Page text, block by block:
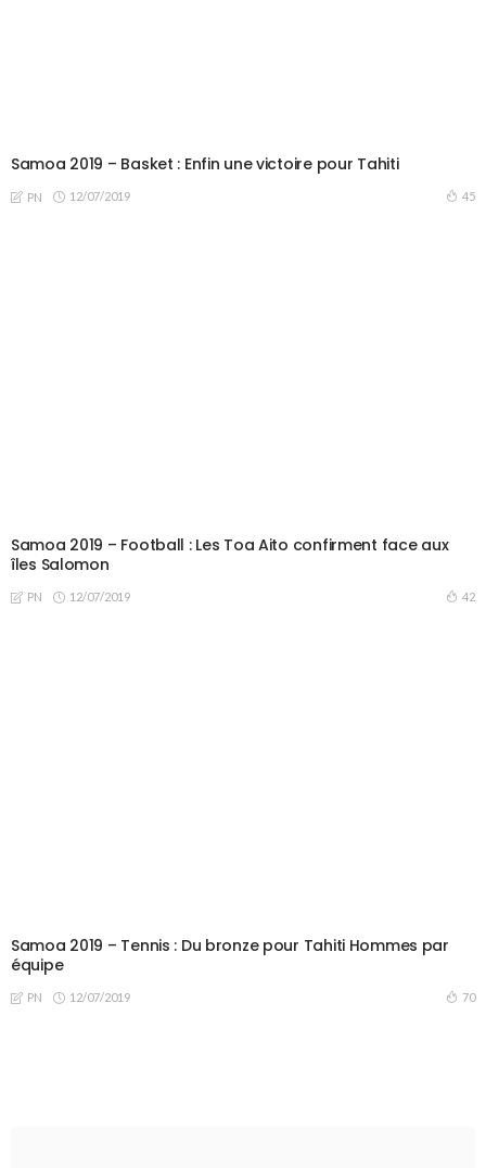
Samoa 2019 – Basket : Enfin une victoire pour Tahiti
PN 12/07/2019 45
Samoa 2019 – Football : Les Toa Aito confirment face aux
îles Salomon
PN 12/07/2019 42
Samoa 2019 – Tennis : Du bronze pour Tahiti Hommes par
équipe
PN 12/07/2019 70